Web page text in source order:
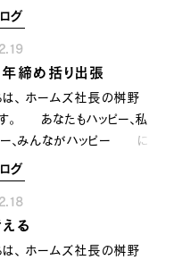
せ
493
休日] 水曜日・祝日
に共に顔晴りましょう。
ンチは 久しぶりの
初めて食べたカレー味
ニューメニューのよう
レー好きの自分にとって
アリとなりました。(^.^) す
牛丼でなく カレーを
が多かった僕(^_^*)
丼カレーとん汁セット〜‼️
になりそうです〜^_^
グ
締め括り出張
は、 ホームズ社長の桝野
。 あなたもハッピー、私
ー、みんながハッピー に
に共に顔晴りましょう。
公休日なのですが
年度の出張の締めくくりで
で〜 ちょっと気合
学んできますね〜‼️
グ
る
は、 ホームズ社長の桝野